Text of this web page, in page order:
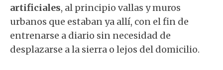
artificiales, al principio vallas y muros
urbanos que estaban ya allí, con el fin de
entrenarse a diario sin necesidad de
desplazarse a la sierra o lejos del domicilio.